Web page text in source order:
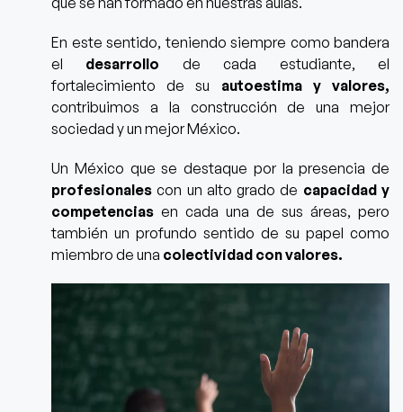
En este sentido, teniendo siempre como bandera
el desarrollo de cada estudiante, el
fortalecimiento de su autoestima y valores,
contribuimos a la construcción de una mejor
sociedad y un mejor México.
Un México que se destaque por la presencia de
profesionales con un alto grado de capacidad y
competencias en cada una de sus áreas, pero
también un profundo sentido de su papel como
miembro de una colectividad con valores.